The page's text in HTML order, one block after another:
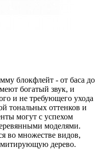
блокфлейт - от баса до
богатый звук, и
и не требующего ухода
тональных оттенков и
могут с успехом
моделями.
во множестве видов,
дерево.